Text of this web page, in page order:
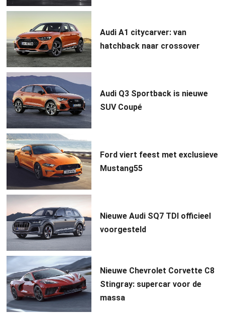
Audi A1 citycarver: van
hatchback naar crossover
Audi Q3 Sportback is nieuwe
SUV Coupé
Ford viert feest met exclusieve
Mustang55
Nieuwe Audi SQ7 TDI officieel
voorgesteld
Nieuwe Chevrolet Corvette C8
Stingray: supercar voor de
massa